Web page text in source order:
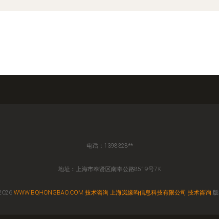
电话：1398328**
地址：上海市奉贤区南奉公路8519号7K
WWW.BQHONGBAO.COM 技术咨询 上海岚缘昀信息科技有限公司 技术咨询